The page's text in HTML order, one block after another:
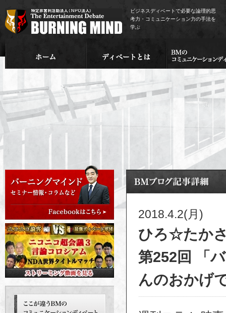
ビジネスディベートで必要な論理的思
考力・コミュニケーション力の手法を
学ぶ
2018.4.2(月)
ひろ☆たか
第252回 「
んのおかげ